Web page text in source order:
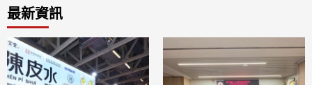
最新資訊